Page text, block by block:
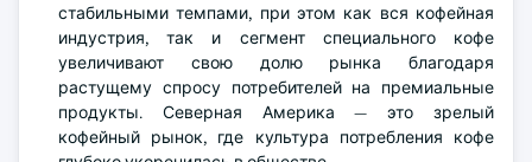
стабильными темпами, при этом как вся кофейная
индустрия, так и сегмент специального кофе
увеличивают свою долю рынка благодаря
растущему спросу потребителей на премиальные
продукты. Северная Америка — это зрелый
кофейный рынок, где культура потребления кофе